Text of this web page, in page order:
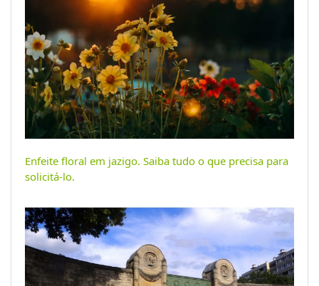
Enfeite floral em jazigo. Saiba tudo o que precisa para
solicitá-lo.